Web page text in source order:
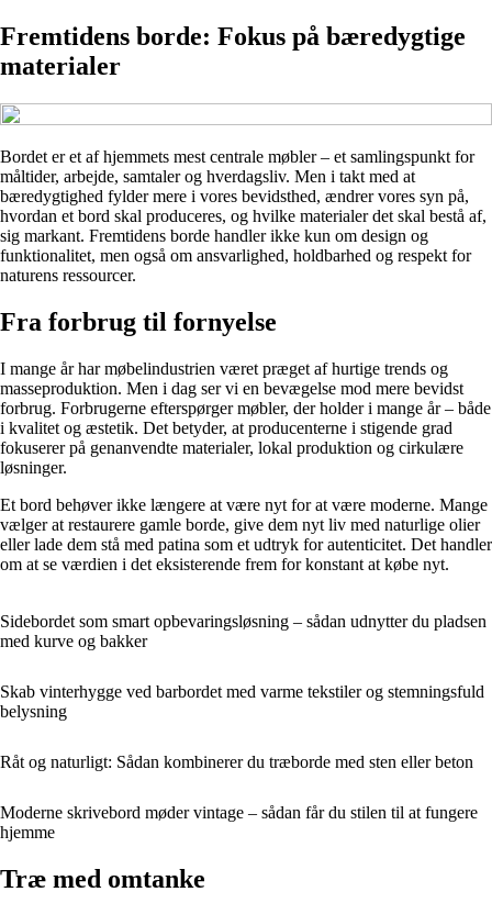
Fremtidens borde: Fokus på bæredygtige
materialer
Bordet er et af hjemmets mest centrale møbler – et samlingspunkt for
måltider, arbejde, samtaler og hverdagsliv. Men i takt med at
bæredygtighed fylder mere i vores bevidsthed, ændrer vores syn på,
hvordan et bord skal produceres, og hvilke materialer det skal bestå af,
sig markant. Fremtidens borde handler ikke kun om design og
funktionalitet, men også om ansvarlighed, holdbarhed og respekt for
naturens ressourcer.
Fra forbrug til fornyelse
I mange år har møbelindustrien været præget af hurtige trends og
masseproduktion. Men i dag ser vi en bevægelse mod mere bevidst
forbrug. Forbrugerne efterspørger møbler, der holder i mange år – både
i kvalitet og æstetik. Det betyder, at producenterne i stigende grad
fokuserer på genanvendte materialer, lokal produktion og cirkulære
løsninger.
Et bord behøver ikke længere at være nyt for at være moderne. Mange
vælger at restaurere gamle borde, give dem nyt liv med naturlige olier
eller lade dem stå med patina som et udtryk for autenticitet. Det handler
om at se værdien i det eksisterende frem for konstant at købe nyt.
Sidebordet som smart opbevaringsløsning – sådan udnytter du pladsen
med kurve og bakker
Skab vinterhygge ved barbordet med varme tekstiler og stemningsfuld
belysning
Råt og naturligt: Sådan kombinerer du træborde med sten eller beton
Moderne skrivebord møder vintage – sådan får du stilen til at fungere
hjemme
Træ med omtanke